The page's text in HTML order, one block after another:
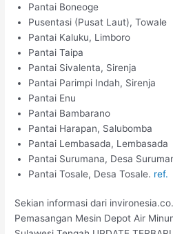
Pantai Boneoge
Pusentasi (Pusat Laut), Towale
Pantai Kaluku, Limboro
Pantai Taipa
Pantai Sivalenta, Sirenja
Pantai Parimpi Indah, Sirenja
Pantai Enu
Pantai Bambarano
Pantai Harapan, Salubomba
Pantai Lembasada, Lembasada
Pantai Surumana, Desa
Pantai Tosale, Desa Tosale. ref.
Sekian informasi dari
Pemasangan Mesin Depot Air